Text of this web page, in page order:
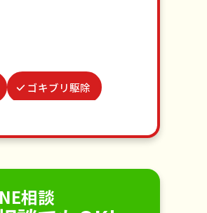
ゴキブリ駆除
相談